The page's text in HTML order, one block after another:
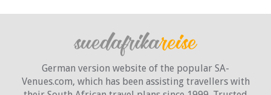
German version website of the popular SA-
Venues.com, which has been assisting travellers with